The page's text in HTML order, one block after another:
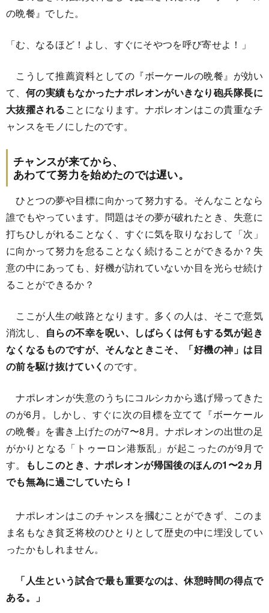
の晩餐』でした。
「む、なるほど！よし、すぐにそやつを呼び寄せよ！」
こうして推薦資料としての『ボーケールの晩餐』が効い
て、 何の実績もなかったナポレオンがいきなり砲兵隊長に
大抜擢されることになります。ナポレオンはこの貴重なチ
ャンスをモノにしたのです。
チャンスが来てから、
あわてて努力を始めたのでは遅い。
ひとつの夢や目標に向かって努力する。そんなことなら
誰でもやっています。問題はその夢が破れたとき、失意に
打ちひしがれることなく、すぐに気を取りなおして「次」
に向かって努力を怠ることなく続けることができるか？失
意の中にあっても、好機が訪れていないか目を光らせ続け
ることができるか？
ここが人生の岐路となります。多くの人は、そこで意気
消沈し、 自らの不幸を呪い、しばらくは何もする気が起き
なくなるものですが、そんなときこそ、「好機の神」は目
の前を駆け抜けていくのです。
ナポレオンが失意のうちにコルシカから逃げ帰ってきた
のが6月。しかし、すぐに次の目標を立てて『ボーケール
の晩餐』を書き上げたのが7〜8月。ナポレオンの出世の足
がかりとなる「トゥーロン港叛乱」が起こったのが9月で
す。
もしこのとき、ナポレオンが帰国後のほんの1〜2ヵ月
でも無為に過ごしていたら！
ナポレオンはこのチャンスを摑むことができず、このま
ま名もなき貧乏将校のひとりとして歴史の中に埋没してい
ったかもしれません。
「人生という試合で最も重要なのは、休憩時間の得点で
ある。」